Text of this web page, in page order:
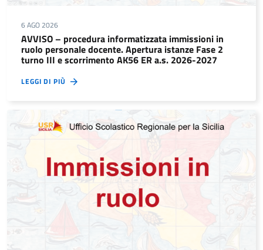
6 AGO 2026
AVVISO – procedura informatizzata immissioni in
ruolo personale docente. Apertura istanze Fase 2
turno III e scorrimento AK56 ER a.s. 2026-2027
LEGGI DI PIÙ